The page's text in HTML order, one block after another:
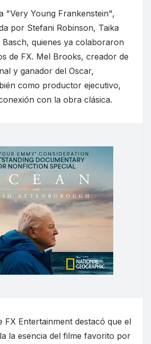
"Very Young Frankenstein",
por Stefani Robinson, Taika
Basch, quienes ya colaboraron
de FX. Mel Brooks, creador de
y ganador del Oscar,
como productor ejecutivo,
con la obra clásica.
FX Entertainment destacó que el
la esencia del filme favorito por